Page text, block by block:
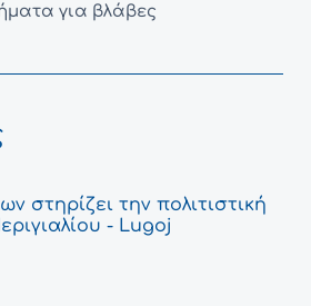
για βλάβες
στηρίζει την πολιτιστική
- Lugoj